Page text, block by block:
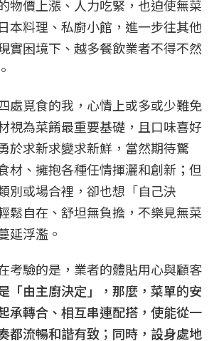
物價上漲、人力吃緊，也迫使無菜
本料理、私廚小館，進一步往其他
實困境下、越多餐飲業者不得不然
處覓食的我，心情上或多或少難免
視為菜餚最重要基礎，且口味喜好
於求新求變求新鮮，當然期待驚
材、擁抱各種任情揮灑和創新；但
別或場合裡，卻也想「自己決
鬆自在、舒坦無負擔，不樂見無菜
延浮濫。
考驗的是，業者的體貼用心與顧客
「由主廚決定」，那麼，菜單的安
承轉合、相互串連配搭，使能從一
都流暢和諧有致；同時，設身處地